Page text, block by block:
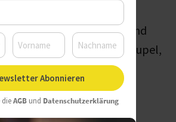
haben auch eine Top-
fleischähnliche Textur und
Gerichten“, so Christian Geupel,
Professional.
Pulled Fillet hat einen
Abonnieren
dieAGBund Datenschutzerklärung